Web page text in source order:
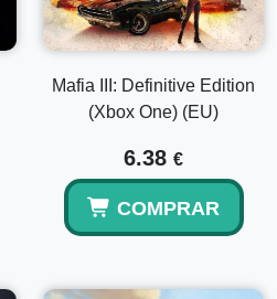
Mafia III: Definitive Edition
(Xbox One) (EU)
6.38 €
COMPRAR